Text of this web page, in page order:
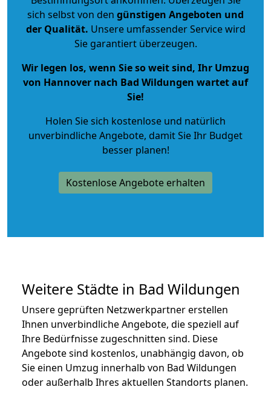
sich selbst von den günstigen Angeboten und
der Qualität. Unsere umfassender Service wird
Sie garantiert überzeugen.
Wir legen los, wenn Sie so weit sind, Ihr Umzug
von Hannover nach Bad Wildungen wartet auf
Sie!
Holen Sie sich kostenlose und natürlich
unverbindliche Angebote, damit Sie Ihr Budget
besser planen!
Kostenlose Angebote erhalten
Weitere Städte in Bad Wildungen
Unsere geprüften Netzwerkpartner erstellen
Ihnen unverbindliche Angebote, die speziell auf
Ihre Bedürfnisse zugeschnitten sind. Diese
Angebote sind kostenlos, unabhängig davon, ob
Sie einen Umzug innerhalb von Bad Wildungen
oder außerhalb Ihres aktuellen Standorts planen.